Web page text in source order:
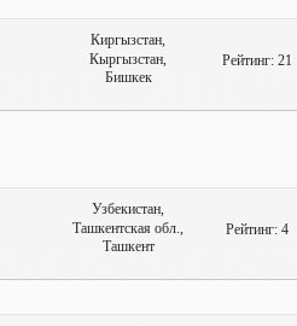
Рейтинг:21
Киргызстан,
Кыргызстан,
Бишкек
Рейтинг:4
Узбекистан,
Ташкентская обл.,
Ташкент